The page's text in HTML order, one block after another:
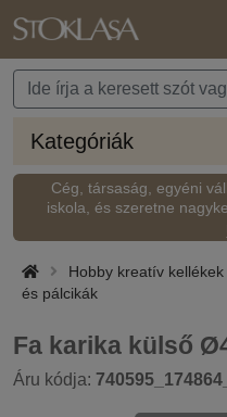
Kategóriák
Cég, társaság, egyéni
iskola, és szeretne
Hobby kreatív kellékek
és pálcikák
Fa karika külső
Áru kódja: